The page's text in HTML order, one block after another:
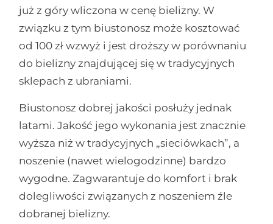
już z góry wliczona w cenę bielizny. W
związku z tym biustonosz może kosztować
od 100 zł wzwyż i jest droższy w porównaniu
do bielizny znajdującej się w tradycyjnych
sklepach z ubraniami.
Biustonosz dobrej jakości posłuży jednak
latami. Jakość jego wykonania jest znacznie
wyższa niż w tradycyjnych „sieciówkach”, a
noszenie (nawet wielogodzinne) bardzo
wygodne. Zagwarantuje do komfort i brak
dolegliwości związanych z noszeniem źle
dobranej bielizny.